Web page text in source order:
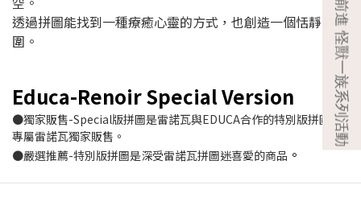
透過拼圖能找到一種療癒心靈的方式，也創造一個恬靜的氛
圍。
Educa-Renoir Special Version
●獨家販售-Special版拼圖是雷諾瓦與EDUCA合作的特別版拼圖，
專屬雷諾瓦獨家販售。
●嚴選推薦-特別版拼圖是深受雷諾瓦拼圖迷喜愛的商品 。